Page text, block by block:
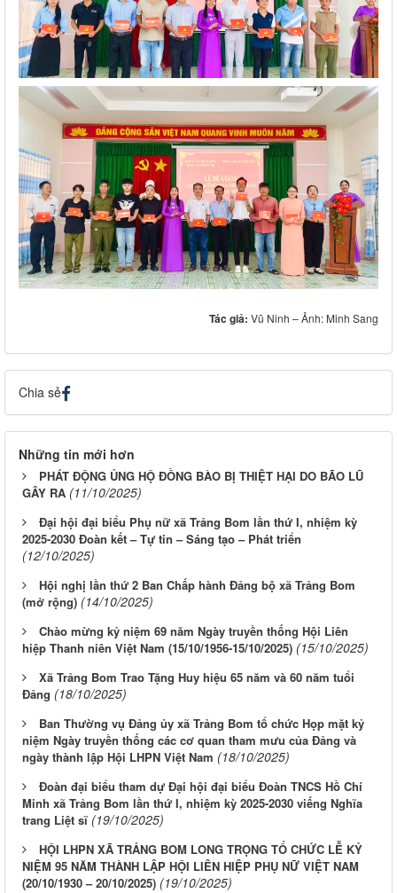
Tác giả: Vũ Ninh – Ảnh: Minh Sang
Chia sẻ
Những tin mới hơn
PHÁT ĐỘNG ỦNG HỘ ĐỒNG BÀO BỊ THIỆT HẠI DO BÃO LŨ
GÂY RA (11/10/2025)
Đại hội đại biểu Phụ nữ xã Trảng Bom lần thứ I, nhiệm kỳ
2025-2030 Đoàn kết – Tự tin – Sáng tạo – Phát triển
(12/10/2025)
Hội nghị lần thứ 2 Ban Chấp hành Đảng bộ xã Trảng Bom
(mở rộng) (14/10/2025)
Chào mừng kỷ niệm 69 năm Ngày truyền thống Hội Liên
hiệp Thanh niên Việt Nam (15/10/1956-15/10/2025) (15/10/2025)
Xã Trảng Bom Trao Tặng Huy hiệu 65 năm và 60 năm tuổi
Đảng (18/10/2025)
Ban Thường vụ Đảng ủy xã Trảng Bom tổ chức Họp mặt kỷ
niệm Ngày truyền thống các cơ quan tham mưu của Đảng và
ngày thành lập Hội LHPN Việt Nam (18/10/2025)
Đoàn đại biểu tham dự Đại hội đại biểu Đoàn TNCS Hồ Chí
Minh xã Trảng Bom lần thứ I, nhiệm kỳ 2025-2030 viếng Nghĩa
trang Liệt sĩ (19/10/2025)
HỘI LHPN XÃ TRẢNG BOM LONG TRỌNG TỔ CHỨC LỄ KỶ
NIỆM 95 NĂM THÀNH LẬP HỘI LIÊN HIỆP PHỤ NỮ VIỆT NAM
(20/10/1930 – 20/10/2025) (19/10/2025)